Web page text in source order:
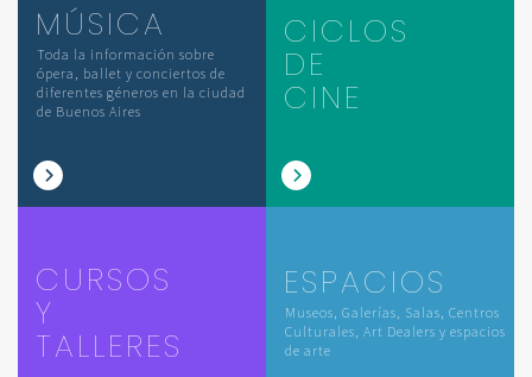
MÚSICA
Toda la información sobre
ópera, ballet y conciertos de
diferentes géneros en la ciudad
de Buenos Aires
CICLOS
DE
CINE
CURSOS
Y
TALLERES
ESPACIOS
Museos, Galerías, Salas, Centros
Culturales, Art Dealers y espacios
de arte